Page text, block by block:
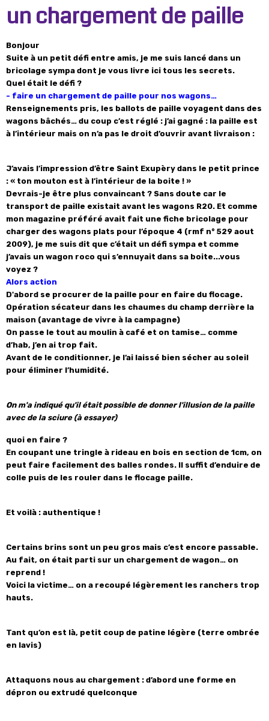
un chargement de paille
Bonjour
Suite à un petit défi entre amis, je me suis lancé dans un
bricolage sympa dont je vous livre ici tous les secrets.
Quel était le défi ?
- faire un chargement de paille pour nos wagons…
Renseignements pris, les ballots de paille voyagent dans des
wagons bâchés… du coup c’est réglé : j’ai gagné : la paille est
à l’intérieur mais on n’a pas le droit d’ouvrir avant livraison :
J’avais l’impression d’être Saint Exupèry dans le petit prince
: « ton mouton est à l’intérieur de la boite ! »
Devrais-je être plus convaincant ? Sans doute car le
transport de paille existait avant les wagons R20. Et comme
mon magazine préféré avait fait une fiche bricolage pour
charger des wagons plats pour l’époque 4 (rmf n° 529 aout
2009), je me suis dit que c’était un défi sympa et comme
j’avais un wagon roco qui s’ennuyait dans sa boite...vous
voyez ?
Alors action
D'abord se procurer de la paille pour en faire du flocage.
Opération sécateur dans les chaumes du champ derrière la
maison (avantage de vivre à la campagne)
On passe le tout au moulin à café et on tamise… comme
d’hab, j’en ai trop fait.
Avant de le conditionner, je l’ai laissé bien sécher au soleil
pour éliminer l’humidité.
On m'a indiqué qu'il était possible de donner l'illusion de la paille
avec de la sciure (à essayer)
quoi en faire ?
En coupant une tringle à rideau en bois en section de 1cm, on
peut faire facilement des balles rondes. Il suffit d’enduire de
colle puis de les rouler dans le flocage paille.
Et voilà : authentique !
Certains brins sont un peu gros mais c’est encore passable.
Au fait, on était parti sur un chargement de wagon… on
reprend !
Voici la victime… on a recoupé légèrement les ranchers trop
hauts.
Tant qu’on est là, petit coup de patine légère (terre ombrée
en lavis)
Attaquons nous au chargement : d’abord une forme en
dépron ou extrudé quelconque